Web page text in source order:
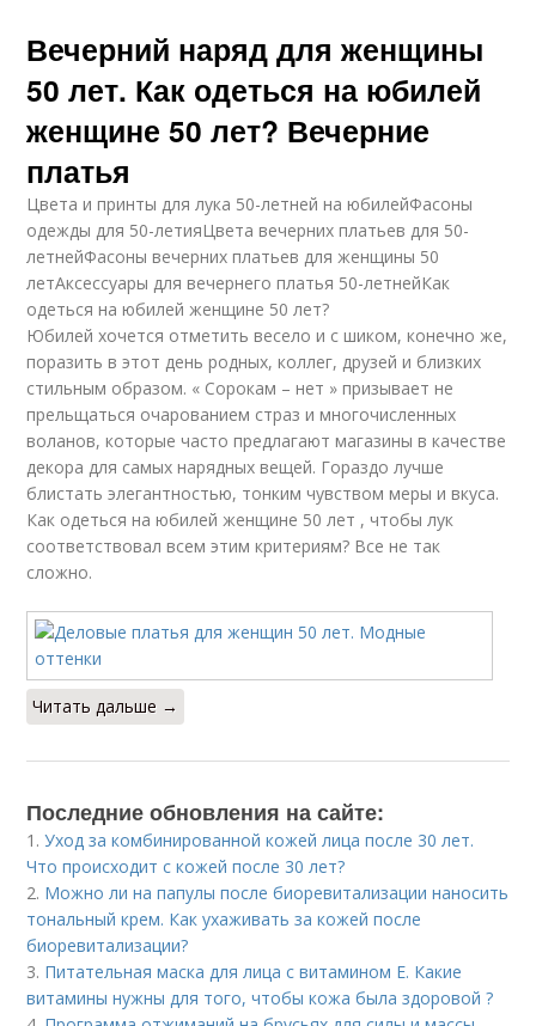
Вечерний наряд для женщины
50 лет. Как одеться на юбилей
женщине 50 лет? Вечерние
платья
Цвета и принты для лука 50-летней на юбилейФасоны
одежды для 50-летияЦвета вечерних платьев для 50-
летнейФасоны вечерних платьев для женщины 50
летАксессуары для вечернего платья 50-летнейКак
одеться на юбилей женщине 50 лет?
Юбилей хочется отметить весело и с шиком, конечно же,
поразить в этот день родных, коллег, друзей и близких
стильным образом. « Сорокам – нет » призывает не
прельщаться очарованием страз и многочисленных
воланов, которые часто предлагают магазины в качестве
декора для самых нарядных вещей. Гораздо лучше
блистать элегантностью, тонким чувством меры и вкуса.
Как одеться на юбилей женщине 50 лет , чтобы лук
соответствовал всем этим критериям? Все не так
сложно.
Читать дальше →
Последние обновления на сайте:
1.Уход за комбинированной кожей лица после 30 лет.
Что происходит с кожей после 30 лет?
2. Можно ли на папулы после биоревитализации наносить
тональный крем. Как ухаживать за кожей после
биоревитализации?
3. Питательная маска для лица с витамином Е. Какие
витамины нужны для того, чтобы кожа была здоровой ?